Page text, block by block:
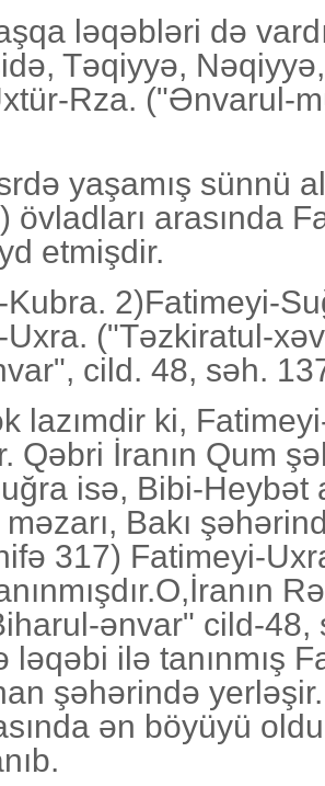
ləqəbləri də
Təqiyyə,
Rza. ("Ənvarul-
yaşamış sünnü
övladları arasında
etmişdir.
2)Fatimeyi-
("Təzkiratul-
cild. 48, səh.
lazımdir ki,
Qəbri İranın Qum
isə, Bibi-Heybət
Bakı
317) Fatimeyi-
ənvar" cild-48,
ləqəbi ilə tanınmış
şəhərində
ən böyüyü